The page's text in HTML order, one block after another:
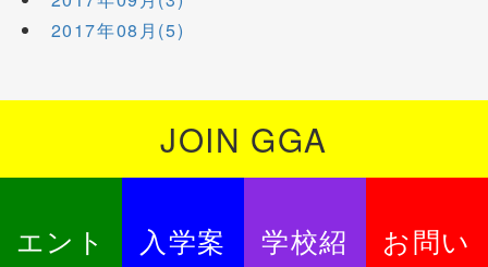
2017年08月(5)
JOIN GGA
エント
入学案
学校紹
お問い